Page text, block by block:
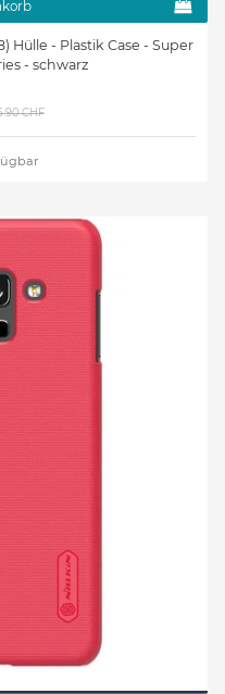
Hülle - Plastik Case - Super
- schwarz
CHF